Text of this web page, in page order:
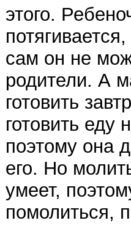
этого.
сам он не
родители. А
готовить
готовить еду
поэтому она
его. Но
умеет,
помолиться,